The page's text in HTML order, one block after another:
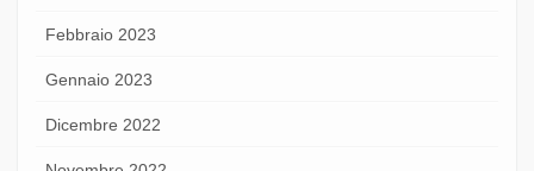
Febbraio 2023
Gennaio 2023
Dicembre 2022